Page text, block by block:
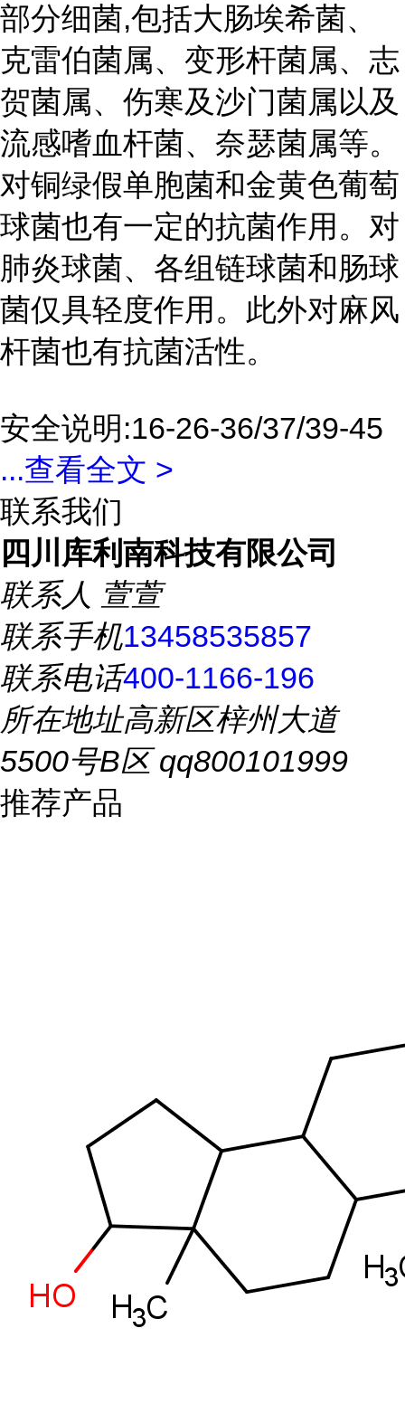
部分细菌,包括大肠埃希菌、
克雷伯菌属、变形杆菌属、志
贺菌属、伤寒及沙门菌属以及
流感嗜血杆菌、奈瑟菌属等。
对铜绿假单胞菌和金黄色葡萄
球菌也有一定的抗菌作用。对
肺炎球菌、各组链球菌和肠球
菌仅具轻度作用。此外对麻风
杆菌也有抗菌活性。
安全说明:16-26-36/37/39-45
...查看全文 >
联系我们
四川库利南科技有限公司
联系人 萱萱
联系手机13458535857
联系电话400-1166-196
所在地址高新区梓州大道
5500号B区 qq800101999
推荐产品